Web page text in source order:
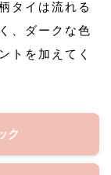
タイは流れる
、ダークな色
トを加えてく
ク